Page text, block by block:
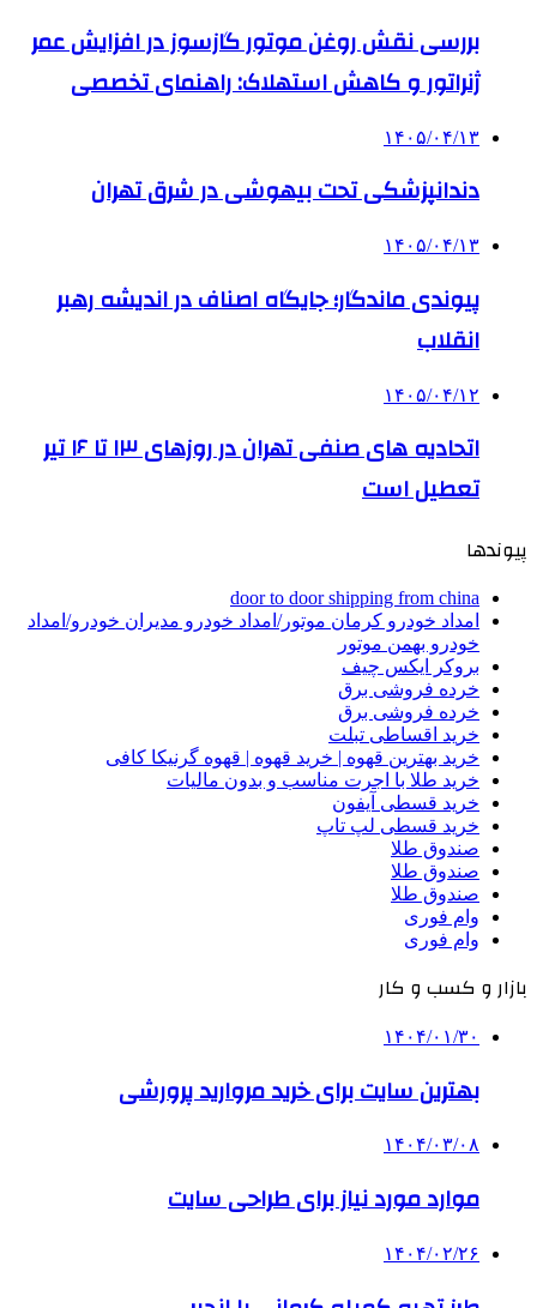
بررسی نقش روغن موتور گازسوز در افزایش عمر
ژنراتور و کاهش استهلاک: راهنمای تخصصی
۱۴۰۵/۰۴/۱۳
دندانپزشکی تحت بیهوشی در شرق تهران
۱۴۰۵/۰۴/۱۳
پیوندی ماندگار؛ جایگاه اصناف در اندیشه رهبر
انقلاب
۱۴۰۵/۰۴/۱۲
اتحادیه های صنفی تهران در روزهای ۱۳ تا ۱۶ تیر
تعطیل است
پیوندها
door to door shipping from china
امداد خودرو کرمان موتور/امداد خودرو مدیران خودرو/امداد
خودرو بهمن موتور
بروکر ایکس چیف
خرده فروشی برق
خرده فروشی برق
خرید اقساطی تبلت
خرید بهترین قهوه | خرید قهوه | قهوه گرنیکا کافی
خرید طلا با اجرت مناسب و بدون مالیات
خرید قسطی آیفون
خرید قسطی لپ تاپ
صندوق طلا
صندوق طلا
صندوق طلا
وام فوری
وام فوری
بازار و کسب و کار
۱۴۰۴/۰۱/۳۰
بهترین سایت برای خرید مروارید پرورشی
۱۴۰۴/۰۳/۰۸
موارد مورد نیاز برای طراحی سایت
۱۴۰۴/۰۲/۲۶